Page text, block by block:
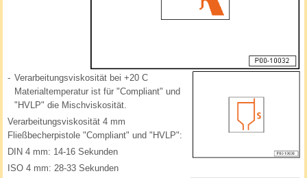
- Verarbeitungsviskosität bei +20 C
Materialtemperatur ist für "Compliant" und
"HVLP" die Mischviskosität.
Verarbeitungsviskosität 4 mm
Fließbecherpistole "Compliant" und "HVLP":
DIN 4 mm: 14-16 Sekunden
ISO 4 mm: 28-33 Sekunden